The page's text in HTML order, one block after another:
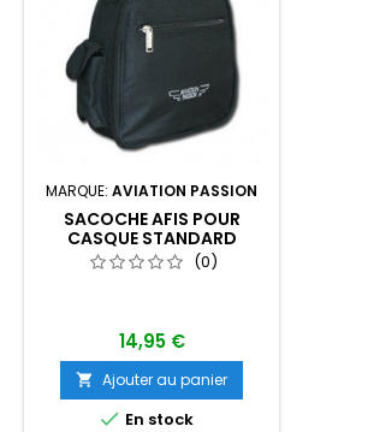
MARQUE: AVIATION PASSION
SACOCHE AFIS POUR
CASQUE STANDARD
(0)
14,95 €
 Ajouter au panier
 En stock